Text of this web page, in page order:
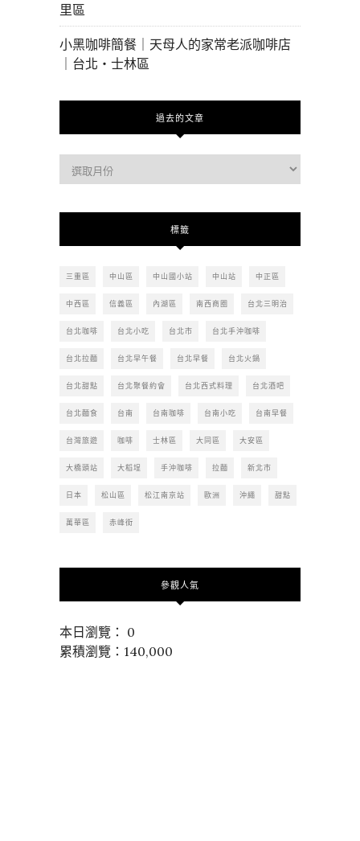
里區
小黑咖啡簡餐｜天母人的家常老派咖啡店
｜台北・士林區
過去的文章
去
標籤
三重區 中山區 中山國小站 中山站 中正區
中西區 信義區 內湖區 南西商圈 台北三明治
台北咖啡 台北小吃 台北市 台北手沖咖啡
台北拉麵 台北早午餐 台北早餐 台北火鍋
台北甜點 台北聚餐約會 台北西式料理 台北酒吧
台北麵食 台南 台南咖啡 台南小吃 台南早餐
台灣旅遊 咖啡 士林區 大同區 大安區
大橋頭站 大稻埕 手沖咖啡 拉麵 新北市
日本 松山區 松江南京站 歐洲 沖繩 甜點
萬華區 赤峰街
參觀人氣
本日瀏覽： 0
累積瀏覽：140,000